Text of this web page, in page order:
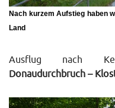
Nach kurzem Aufstieg haben
Land
Ausflug nach
Donaudurchbruch –